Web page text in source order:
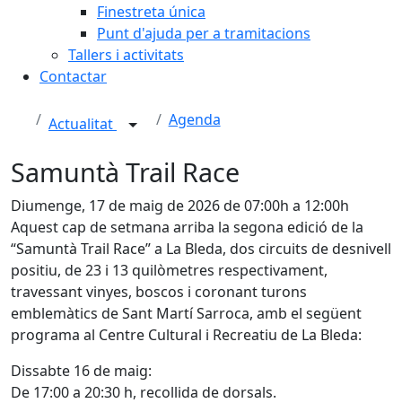
Finestreta única
Punt d'ajuda per a tramitacions
Tallers i activitats
Contactar
Actualitat Agenda
Samuntà Trail Race
Diumenge, 17 de maig de 2026 de 07:00h a 12:00h
Aquest cap de setmana arriba la segona edició de la
“Samuntà Trail Race” a La Bleda, dos circuits de desnivell
positiu, de 23 i 13 quilòmetres respectivament,
travessant vinyes, boscos i coronant turons
emblemàtics de Sant Martí Sarroca, amb el següent
programa al Centre Cultural i Recreatiu de La Bleda:
Dissabte 16 de maig:
De 17:00 a 20:30 h, recollida de dorsals.